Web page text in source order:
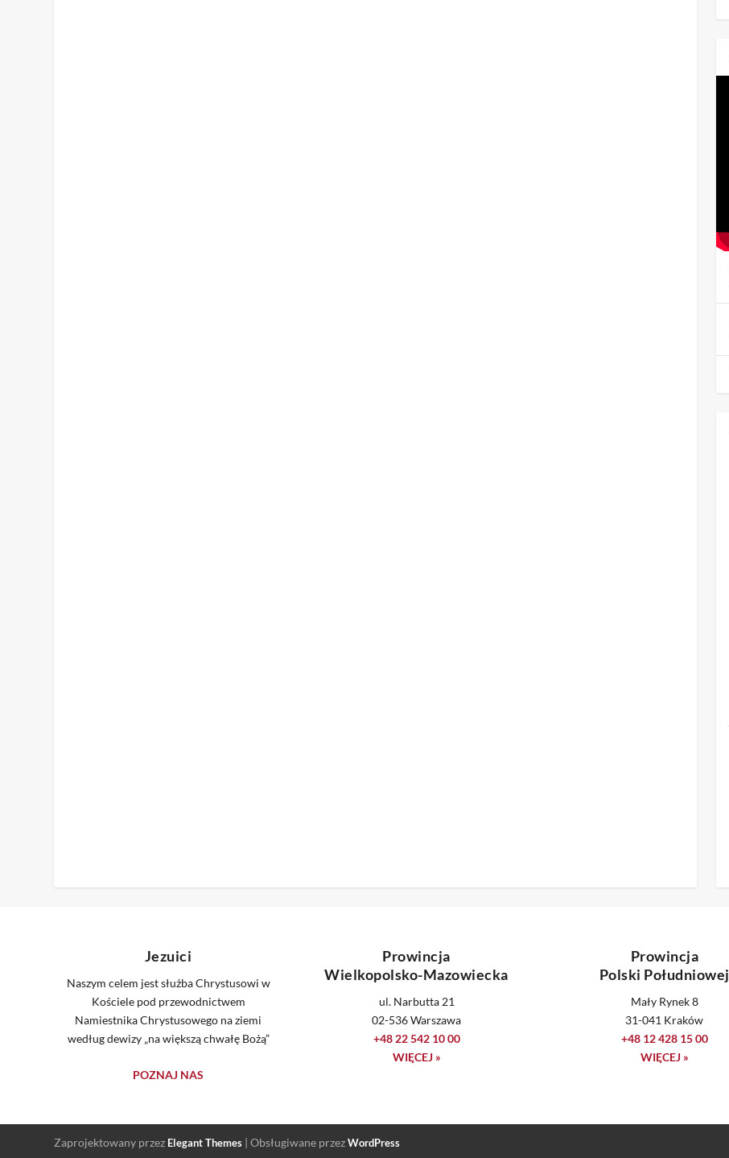
Jezuici
Naszym celem jest służba Chrystusowi w
Kościele pod przewodnictwem
Namiestnika Chrystusowego na ziemi
według dewizy „na większą chwałę Bożą”
POZNAJ NAS
Prowincja
Wielkopolsko-Mazowiecka
ul. Narbutta 21
02-536 Warszawa
+48 22 542 10 00
WIĘCEJ »
Prowincja
Polski Południowej
Mały Rynek 8
31-041 Kraków
+48 12 428 15 00
WIĘCEJ »
Zaprojektowany przez Elegant Themes | Obsługiwane przezWordPress